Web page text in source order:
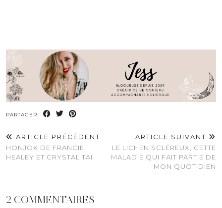
PARTAGER:
ARTICLE PRÉCÉDENT
HONJOK DE FRANCIE
HEALEY ET CRYSTAL TAI
ARTICLE SUIVANT
LE LICHEN SCLÉREUX, CETTE
MALADIE QUI FAIT PARTIE DE
MON QUOTIDIEN
2 COMMENTAIRES